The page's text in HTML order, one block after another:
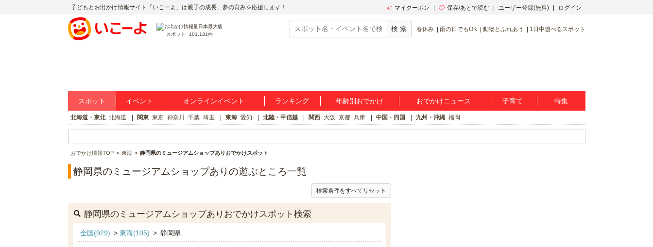
子どもとお出かけ情報サイト「いこーよ」は親子の成長、夢の育みを応援します！ マイクーポン 保存/あとで読む ユーザー登録(無料) ログイン
スポット 101,131件
春休み 雨の日でもOK 動物とふれあう 1日中遊べるスポット
スポット イベント オンラインイベント ランキング 年齢別おでかけ おでかけニュース 子育て 特集
北海道・東北 北海道 関東 東京 神奈川 千葉 埼玉 東海 愛知 北陸・甲信越 関西 大阪 京都 兵庫 中国・四国 九州・沖縄 福岡
おでかけ情報TOP 東海 静岡県のミュージアムショップありおでかけスポット
静岡県のミュージアムショップありの遊ぶところ一覧
検索条件をすべてリセット
静岡県のミュージアムショップありおでかけスポット検索
全国(929) > 東海(105) > 静岡県